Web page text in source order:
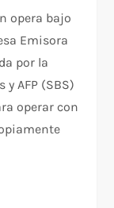
opera bajo
Emisora
por la
AFP (SBS)
operar con